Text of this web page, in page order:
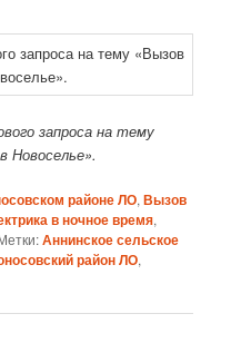
запроса на тему
Новоселье».
районе ЛО,Вызов
в ночное время,
Аннинское сельское
район ЛО,